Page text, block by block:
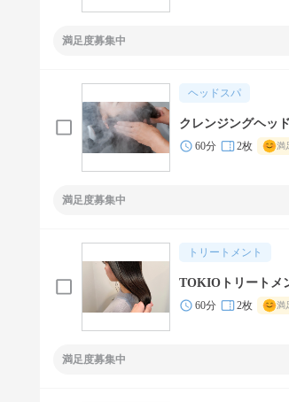
満足度募集中
ヘッドスパ
クレンジングヘッ
60分 2枚 満
満足度募集中
トリートメント
TOKIOトリートメ
60分 2枚 満
満足度募集中